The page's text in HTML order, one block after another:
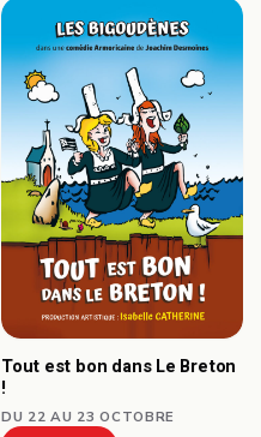
Tout est bon dans Le Breton
!
DU 22 AU 23 OCTOBRE